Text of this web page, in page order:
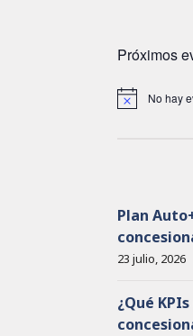
Próximos
No hay
Plan
23 julio, 2026
¿Qué